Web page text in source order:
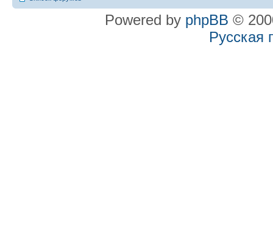
Powered by phpBB ©
Русская